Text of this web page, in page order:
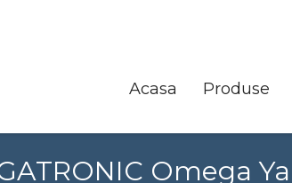
Acasa Produse
Omega